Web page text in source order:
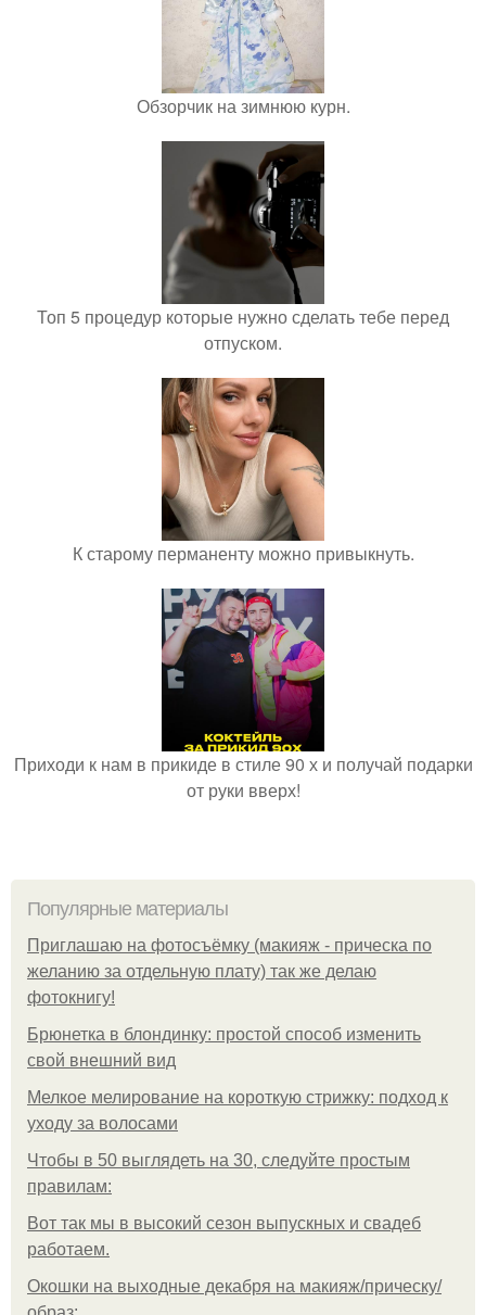
Обзорчик на зимнюю курн.
Топ 5 процедур которые нужно сделать тебе перед
отпуском.
К старому перманенту можно привыкнуть.
Приходи к нам в прикиде в стиле 90 х и получай подарки
от руки вверх!
Популярные материалы
Приглашаю на фотосъёмку (макияж - прическа по
желанию за отдельную плату) так же делаю
фотокнигу!
Брюнетка в блондинку: простой способ изменить
свой внешний вид
Мелкое мелирование на короткую стрижку: подход к
уходу за волосами
Чтобы в 50 выглядеть на 30, следуйте простым
правилам:
Вот так мы в высокий сезон выпускных и свадеб
работаем.
Окошки на выходные декабря на макияж/прическу/